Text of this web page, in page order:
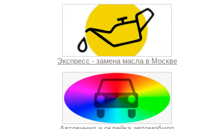
Экспресс - замена масла в Москве